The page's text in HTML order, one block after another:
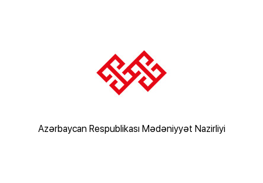
Azərbaycan Respublikası Mədəniyyət Nazirliyi